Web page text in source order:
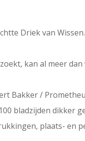
Driek van
kan al meer
Bakker /
bladzijden dikker
plaats- en